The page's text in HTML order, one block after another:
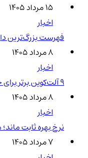
۱۵ مرداد ۱۴۰۵
اخبار
فهرست بزرگ‌ترین
۸ مرداد ۱۴۰۵
اخبار
۹ آلت‌کوین برتر برای خرید و انباشت؛ کدام ارزها پتانسیل رشد بیشتری دارند؟
۸ مرداد ۱۴۰۵
اخبار
نرخ بهره ثابت
۷ مرداد ۱۴۰۵